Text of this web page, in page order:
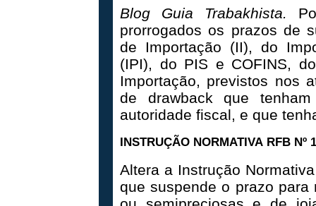
Blog Guia Trabakhista.
prorrogados os prazos de
de Importação (II), do
(IPI), do PIS e COFINS,
Importação, previstos nos
de drawback que
autoridade fiscal, e que
INSTRUÇÃO NORMATIVA RFB Nº
Altera a Instrução
que suspende o prazo